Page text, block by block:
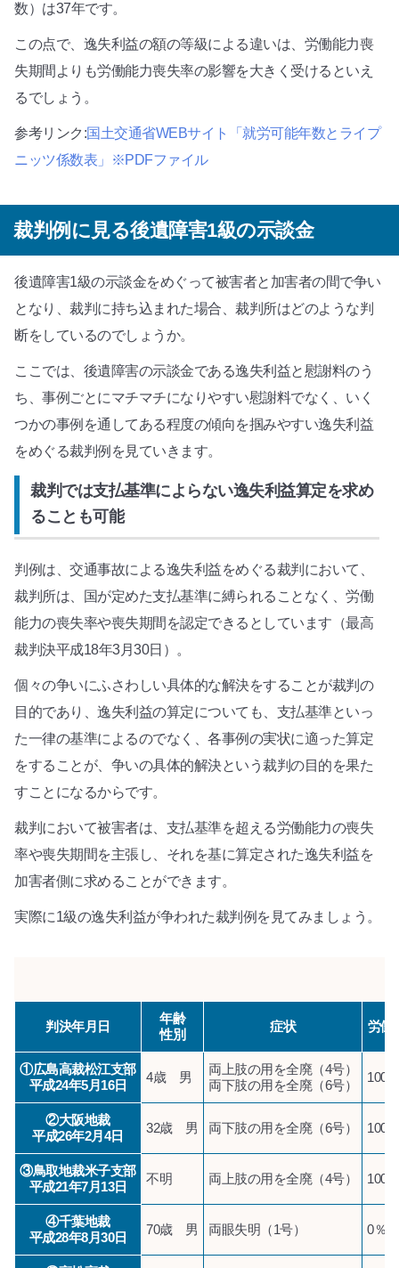
数）は37年です。
この点で、逸失利益の額の等級による違いは、労働能力喪
失期間よりも労働能力喪失率の影響を大きく受けるといえ
るでしょう。
参考リンク:国土交通省WEBサイト「就労可能年数とライプ
ニッツ係数表」※PDFファイル
裁判例に見る後遺障害1級の示談金
後遺障害1級の示談金をめぐって被害者と加害者の間で争い
となり、裁判に持ち込まれた場合、裁判所はどのような判
断をしているのでしょうか。
ここでは、後遺障害の示談金である逸失利益と慰謝料のう
ち、事例ごとにマチマチになりやすい慰謝料でなく、いく
つかの事例を通してある程度の傾向を掴みやすい逸失利益
をめぐる裁判例を見ていきます。
裁判では支払基準によらない逸失利益算定を求め
ることも可能
判例は、交通事故による逸失利益をめぐる裁判において、
裁判所は、国が定めた支払基準に縛られることなく、労働
能力の喪失率や喪失期間を認定できるとしています（最高
裁判決平成18年3月30日）。
個々の争いにふさわしい具体的な解決をすることが裁判の
目的であり、逸失利益の算定についても、支払基準といっ
た一律の基準によるのでなく、各事例の実状に適った算定
をすることが、争いの具体的解決という裁判の目的を果た
すことになるからです。
裁判において被害者は、支払基準を超える労働能力の喪失
率や喪失期間を主張し、それを基に算定された逸失利益を
加害者側に求めることができます。
実際に1級の逸失利益が争われた裁判例を見てみましょう。
判決年月日
年齢
性別
症状 労働
①広島高裁松江支部
平成24年5月16日
4歳 男
両上肢の用を全廃（4号）
両下肢の用を全廃（6号）
100
②大阪地裁
平成26年2月4日
32歳 男 両下肢の用を全廃（6号） 100
③鳥取地裁米子支部
平成21年7月13日
不明 両上肢の用を全廃（4号） 100
④千葉地裁
平成28年8月30日
70歳 男 両眼失明（1号） 0％